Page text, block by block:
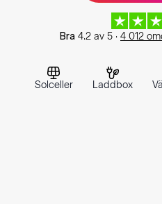
Bra 4.2 av 5 · 4 012
Solceller Laddbox